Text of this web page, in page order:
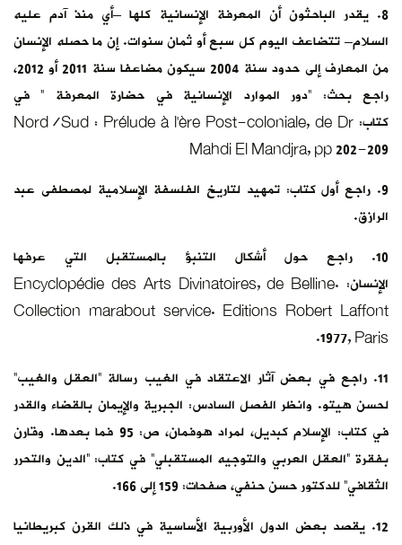
8. يقدر الباحثون أن المعرفة الإنسانية كلها –أي منذ آدم عليه
السلام– تتضاعف اليوم كل سبع أو ثمان سنوات. إن ما حصله الإنسان
من المعارف إلى حدود سنة 2004 سيكون مضاعفا سنة 2011 أو 2012،
راجع بحث: “دور الموارد الإنسانية في حضارة المعرفة ” في
كتاب: Nord/Sud : Prélude à l’ère Post-coloniale, de Dr
Mahdi El Mandjra, pp 202-209
9. راجع أول كتاب: تمهيد لتاريخ الفلسفة الإسلامية لمصطفى عبد
الرازق.
10. راجع حول أشكال التنبؤ بالمستقبل التي عرفها
الإنسان: Encyclopédie des Arts Divinatoires, de Belline.
Collection marabout service. Editions Robert Laffont
1977, Paris.
11. راجع في بعض آثار الاعتقاد في الغيب رسالة “العقل والغيب”
لحسن هيتو. وانظر الفصل السادس: الجبرية والإيمان بالقضاء والقدر
في كتاب: الإسلام كبديل، لمراد هوفمان، ص: 95 فما بعدها. وقارن
بفقرة “العقل العربي والتوجيه المستقبلي” في كتاب: “الدين والتحرر
الثقافي” للدكتور حسن حنفي، صفحات: 159 إلى 166.
12. يقصد بعض الدول الأوربية الأساسية في ذلك القرن كبريطانيا